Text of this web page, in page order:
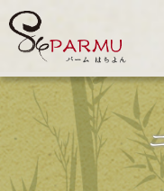
トップ メニュー
クーポン ブログ 質
スタイル オプシ